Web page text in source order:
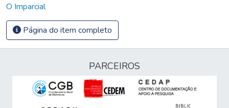
O Imparcial
Página do item completo
PARCEIROS